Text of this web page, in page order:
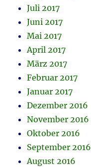
Juli 2017
Juni 2017
Mai 2017
April 2017
März 2017
Februar 2017
Januar 2017
Dezember 2016
November 2016
Oktober 2016
September 2016
August 2016